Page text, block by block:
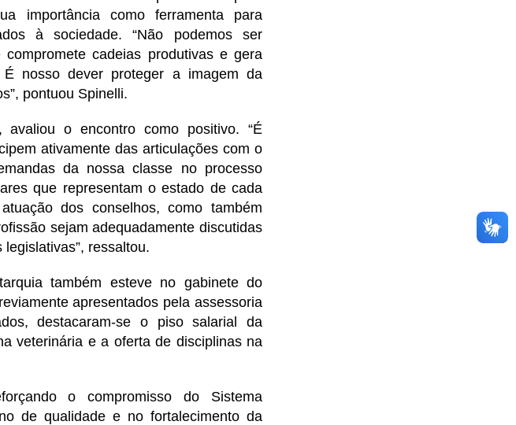
importância como ferramenta para
à sociedade. “Não podemos ser
cadeias produtivas e gera
É nosso dever proteger a imagem da
pontuou Spinelli.
avaliou o encontro como positivo. “É
ativamente das articulações com o
da nossa classe no processo
que representam o estado de cada
dos conselhos, como também
sejam adequadamente discutidas
ressaltou.
também esteve no gabinete do
apresentados pela assessoria
destacaram-se o piso salarial da
veterinária e a oferta de disciplinas na
o compromisso do Sistema
de qualidade e no fortalecimento da